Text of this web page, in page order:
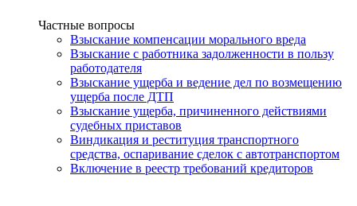
Услуги
Частные вопросы
Взыскание компенсации морального вреда
Взыскание с работника задолженности в пользу
работодателя
Взыскание ущерба и ведение дел по возмещению
ущерба после ДТП
Взыскание ущерба, причиненного действиями
судебных приставов
Виндикация и реституция транспортного
средства, оспаривание сделок с автотранспортом
Включение в реестр требований кредиторов